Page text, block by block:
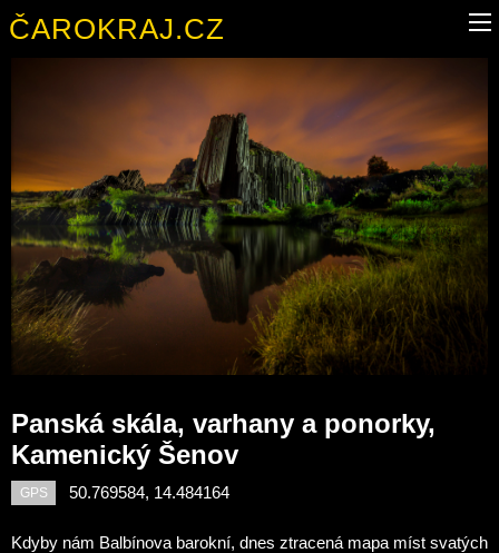
ČAROKRAJ.CZ
Panská skála, varhany a ponorky,
Kamenický Šenov
GPS 50.769584, 14.484164
Kdyby nám Balbínova barokní, dnes ztracená mapa míst svatých